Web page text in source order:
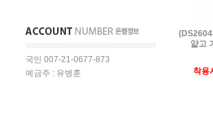
국민 007-21-0677-873
예금주 : 유병훈
얇고
착용